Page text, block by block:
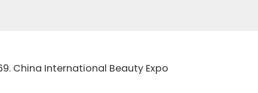
China International Beauty Expo